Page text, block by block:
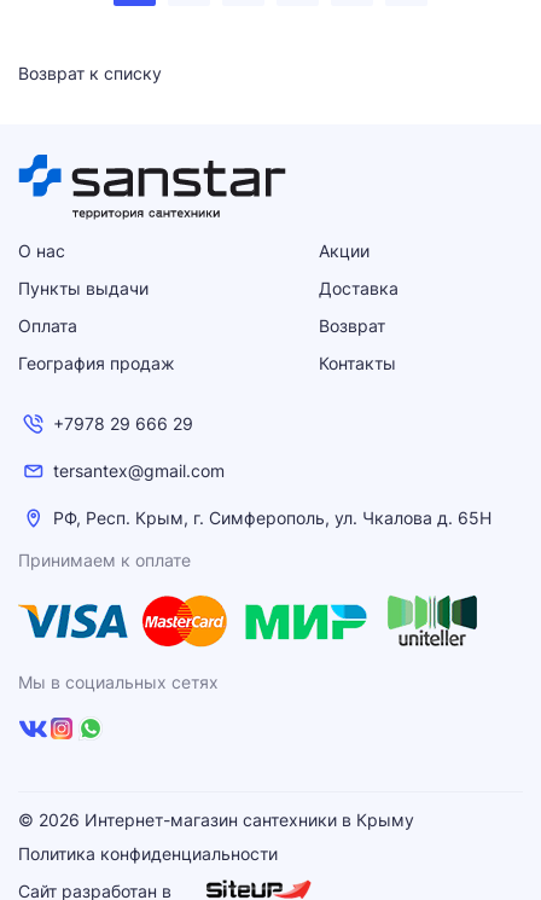
Возврат к списку
О нас
Акции
Пункты выдачи
Доставка
Оплата
Возврат
География продаж
Контакты
+7978 29 666 29
tersantex@gmail.com
РФ, Респ. Крым, г. Симферополь, ул. Чкалова д. 65Н
Принимаем к оплате
Мы в социальных сетях
© 2026 Интернет-магазин сантехники в Крыму
Политика конфиденциальности
Сайт разработан в